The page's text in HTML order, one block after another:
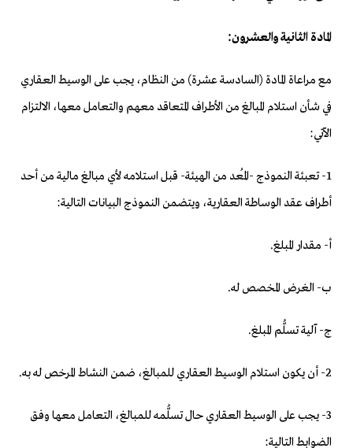
المادة الثانية والعشرون:
مع مراعاة المادة (السادسة عشرة) من النظام، يجب على الوسيط العقاري
في شأن استلام المبالغ من الأطراف المتعاقد معهم والتعامل معها، الالتزام
الآتي:
1- تعبئة النموذج -المُعد من الهيئة- قبل استلامه لأي مبالغ مالية من أحد
أطراف عقد الوساطة العقارية، ويتضمن النموذج البيانات التالية:
‌أ- مقدار المبلغ.
‌ب- الغرض المخصص له.
‌ج- آلية تسلُّم المبلغ.
2- أن يكون استلام الوسيط العقاري للمبالغ، ضمن النشاط المرخص له به.
3- يجب على الوسيط العقاري حال تسلُّمه للمبالغ، التعامل معها وفق
الضوابط التالية: